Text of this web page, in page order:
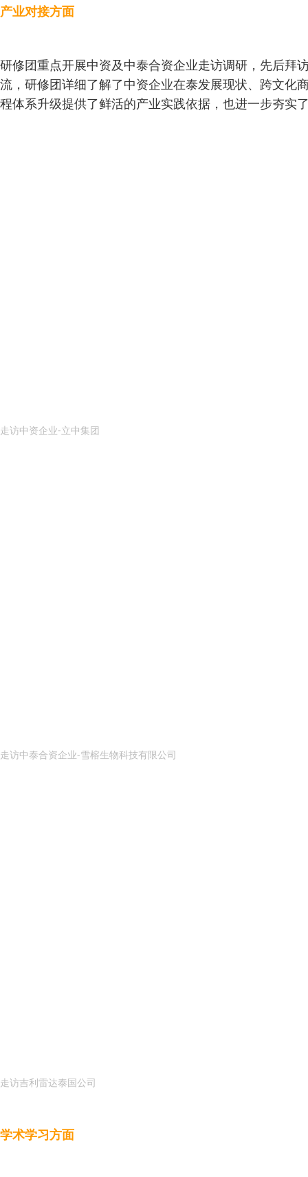
产业对接方面
研修团重点开展中资及中泰合资企业走访调研，先后拜
流，研修团详细了解了中资企业在泰发展现状、跨文化
程体系升级提供了鲜活的产业实践依据，也进一步夯实
走访中资企业-立中集团
走访中泰合资企业-雪榕生物科技有限公司
走访吉利雷达泰国公司
学术学习方面